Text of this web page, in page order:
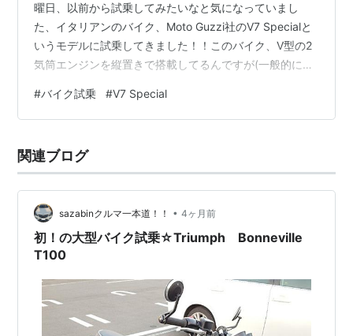
曜日、以前から試乗してみたいなと気になっていまし
た、イタリアンのバイク、Moto Guzzi社のV7 Specialと
いうモデルに試乗してきました！！このバイク、V型の2
気筒エンジンを縦置きで搭載してるんですが(一般的にV
で、横からエンジンがVの字に見える)そのデザインや存
在感も独特☆しかもこのSpecialってモデルだと外観が少
つカッコいい☆と気になってたのです😍こちらのモデ
ル、購入も検討していますので備忘録も兼ねて簡単に試
#バイク試乗 #V7 Special
関連ブログ
sazabinクルマ一本道！！ • 4ヶ月前
初！の大型バイク試乗☆Triumph Bonneville
T100